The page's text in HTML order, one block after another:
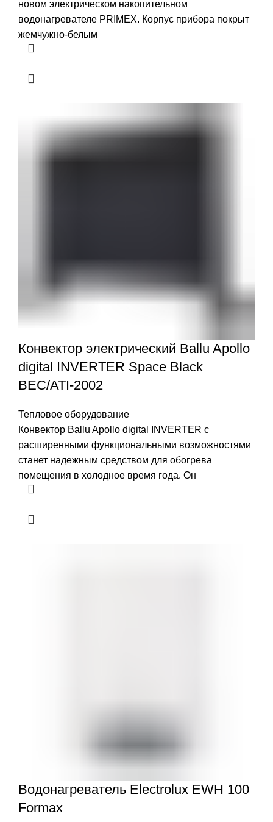
новом электрическом накопительном
водонагревателе PRIMЕX. Корпус прибора покрыт
жемчужно-белым
Конвектор электрический Ballu Apollo
digital INVERTER Space Black
BEC/ATI-2002
Тепловое оборудование
Конвектор Ballu Apollo digital INVERTER с
расширенными функциональными возможностями
станет надежным средством для обогрева
помещения в холодное время года. Он
Водонагреватель Electrolux EWH 100
Formax